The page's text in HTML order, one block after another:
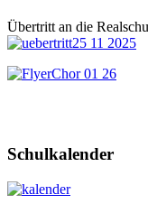
Übertritt an die
Schulkalender